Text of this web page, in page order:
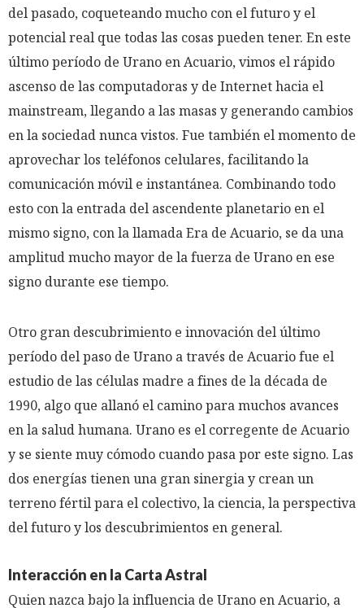
del pasado, coqueteando mucho con el futuro y el
potencial real que todas las cosas pueden tener. En este
último período de Urano en Acuario, vimos el rápido
ascenso de las computadoras y de Internet hacia el
mainstream, llegando a las masas y generando cambios
en la sociedad nunca vistos. Fue también el momento de
aprovechar los teléfonos celulares, facilitando la
comunicación móvil e instantánea. Combinando todo
esto con la entrada del ascendente planetario en el
mismo signo, con la llamada Era de Acuario, se da una
amplitud mucho mayor de la fuerza de Urano en ese
signo durante ese tiempo.
Otro gran descubrimiento e innovación del último
período del paso de Urano a través de Acuario fue el
estudio de las células madre a fines de la década de
1990, algo que allanó el camino para muchos avances
en la salud humana. Urano es el corregente de Acuario
y se siente muy cómodo cuando pasa por este signo. Las
dos energías tienen una gran sinergia y crean un
terreno fértil para el colectivo, la ciencia, la perspectiva
del futuro y los descubrimientos en general.
Interacción en la Carta Astral
Quien nazca bajo la influencia de Urano en Acuario, a